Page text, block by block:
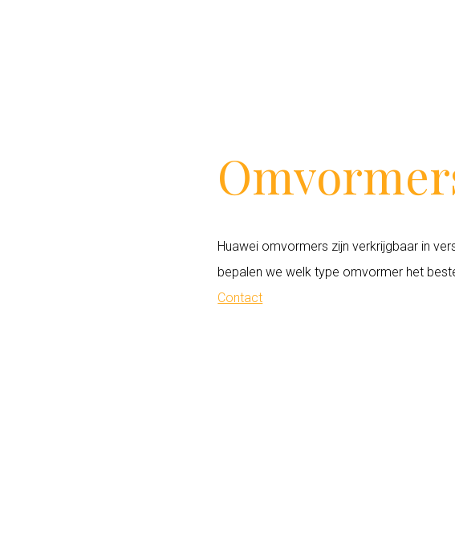
Huawei omvormers zijn verkrijgbaar in
bepalen we welk type omvormer het
Contact